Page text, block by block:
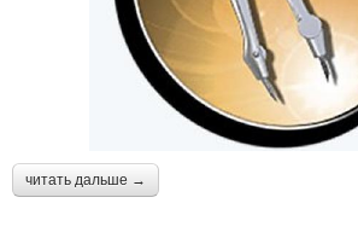
читать дальше →